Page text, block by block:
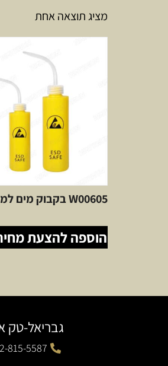
מציג תוצאה אחת
W00605 בקבוק מים למלחימה
הוספה להצעת
גבריאל-טק
815-5587